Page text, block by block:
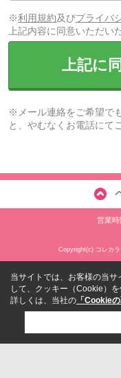
※利用規約及びプライバ
上記内容に同意いただい
上記に
※メール連絡をご希望で
と、やむなくお電話にて
営業
Copyright(c) コレカ
当サイトでは、お客様の当
して、クッキー（Cookie）を
詳しくは、当社の 「Cookie